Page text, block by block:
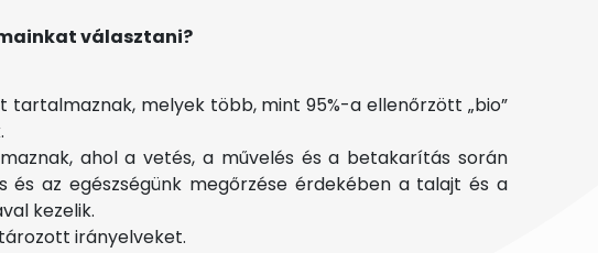
választani?
melyek több, mint 95%-a ellenőrzött „bio”
ahol a vetés, a művelés és a betakarítás során
és az egészségünk megőrzése érdekében a talajt és a
kezelik.
irányelveket.